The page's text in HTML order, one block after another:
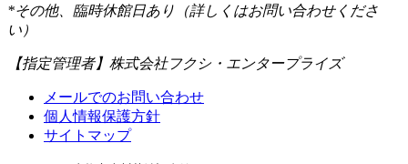
*その他、臨時休館日あり（詳しくはお問い合わせくださ
い）
【指定管理者】 株式会社フクシ・エンタープライズ
メールでのお問い合わせ
個人情報保護方針
サイトマップ